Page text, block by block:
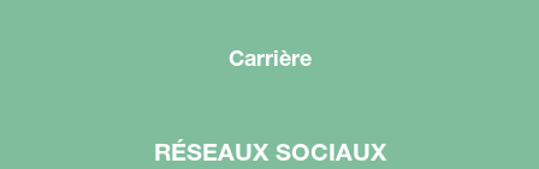
Carrière
RÉSEAUX SOCIAUX